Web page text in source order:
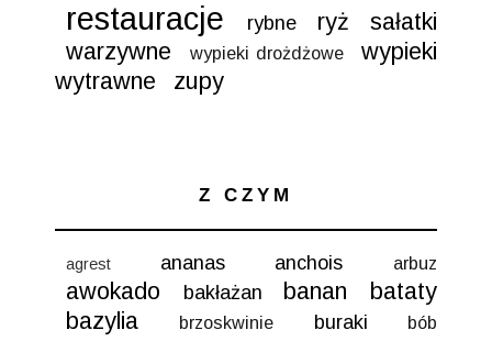
restauracje rybne ryż
sałatki
warzywne
wypieki drożdżowe
wypieki
wytrawne
zupy
Z CZYM
agrest ananas anchois arbuz
awokado bakłażan banan
bataty
bazylia
brzoskwinie buraki bób